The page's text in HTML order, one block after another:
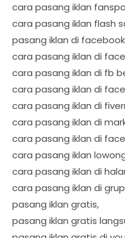
cara pasang iklan
cara pasang iklan flash
pasang iklan di
cara pasang iklan di
cara pasang iklan di fb
cara pasang iklan di
cara pasang iklan di
cara pasang iklan di
cara pasang iklan di
cara pasang iklan
cara pasang iklan di
cara pasang iklan di
pasang iklan gratis,
pasang iklan gratis